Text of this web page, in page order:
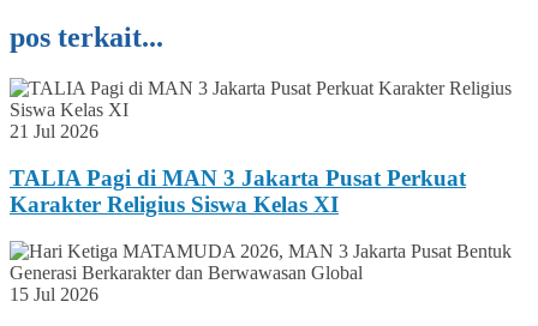
pos terkait...
21 Jul 2026
TALIA Pagi di MAN 3 Jakarta Pusat Perkuat
Karakter Religius Siswa Kelas XI
15 Jul 2026